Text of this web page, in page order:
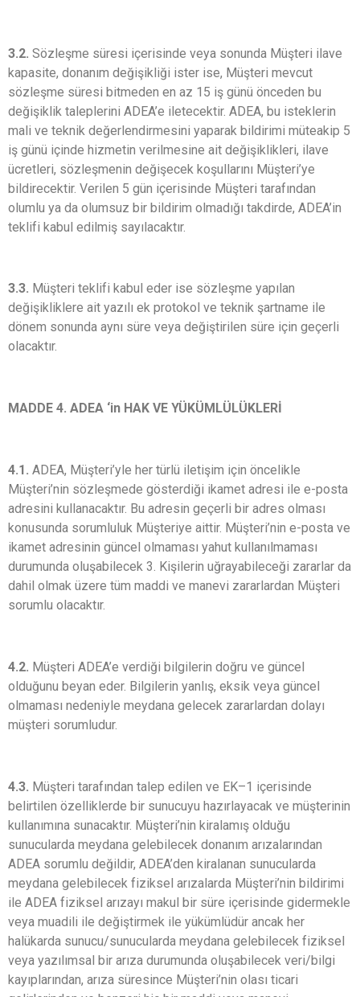
3.2. Sözleşme süresi içerisinde veya sonunda Müşteri ilave
kapasite, donanım değişikliği ister ise, Müşteri mevcut
sözleşme süresi bitmeden en az 15 iş günü önceden bu
değişiklik taleplerini ADEA’e iletecektir. ADEA, bu isteklerin
mali ve teknik değerlendirmesini yaparak bildirimi müteakip 5
iş günü içinde hizmetin verilmesine ait değişiklikleri, ilave
ücretleri, sözleşmenin değişecek koşullarını Müşteri’ye
bildirecektir. Verilen 5 gün içerisinde Müşteri tarafından
olumlu ya da olumsuz bir bildirim olmadığı takdirde, ADEA’in
teklifi kabul edilmiş sayılacaktır.
3.3. Müşteri teklifi kabul eder ise sözleşme yapılan
değişikliklere ait yazılı ek protokol ve teknik şartname ile
dönem sonunda aynı süre veya değiştirilen süre için geçerli
olacaktır.
MADDE 4. ADEA ‘in HAK VE YÜKÜMLÜLÜKLERİ
4.1. ADEA, Müşteri’yle her türlü iletişim için öncelikle
Müşteri’nin sözleşmede gösterdiği ikamet adresi ile e-posta
adresini kullanacaktır. Bu adresin geçerli bir adres olması
konusunda sorumluluk Müşteriye aittir. Müşteri’nin e-posta ve
ikamet adresinin güncel olmaması yahut kullanılmaması
durumunda oluşabilecek 3. Kişilerin uğrayabileceği zararlar da
dahil olmak üzere tüm maddi ve manevi zararlardan Müşteri
sorumlu olacaktır.
4.2. Müşteri ADEA’e verdiği bilgilerin doğru ve güncel
olduğunu beyan eder. Bilgilerin yanlış, eksik veya güncel
olmaması nedeniyle meydana gelecek zararlardan dolayı
müşteri sorumludur.
4.3. Müşteri tarafından talep edilen ve EK–1 içerisinde
belirtilen özelliklerde bir sunucuyu hazırlayacak ve müşterinin
kullanımına sunacaktır. Müşteri’nin kiralamış olduğu
sunucularda meydana gelebilecek donanım arızalarından
ADEA sorumlu değildir, ADEA’den kiralanan sunucularda
meydana gelebilecek fiziksel arızalarda Müşteri’nin bildirimi
ile ADEA fiziksel arızayı makul bir süre içerisinde gidermekle
veya muadili ile değiştirmek ile yükümlüdür ancak her
halükarda sunucu/sunucularda meydana gelebilecek fiziksel
veya yazılımsal bir arıza durumunda oluşabilecek veri/bilgi
kayıplarından, arıza süresince Müşteri’nin olası ticari